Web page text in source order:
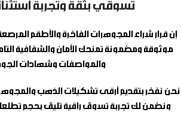
تسوقي بثقة وتجربة
إن قرار شراء المجوهرات الفاخرة والأطقم
موثوقة ومضمونة تمنحك الأمان والشفافية
والمواصفات وشهادات
نحن نفخر بتقديم أرقى تشكيلات الذهب
ونضمن لك تجربة تسوق راقية تليق بحجم